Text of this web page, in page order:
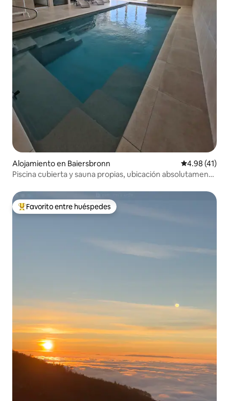
Alojamiento en Baiersbronn Calificación
4.98 (41)
Piscina cubierta y sauna propias, ubicación absolutamente
Favorito entre huéspedes preferido
Favorito entre huéspedes